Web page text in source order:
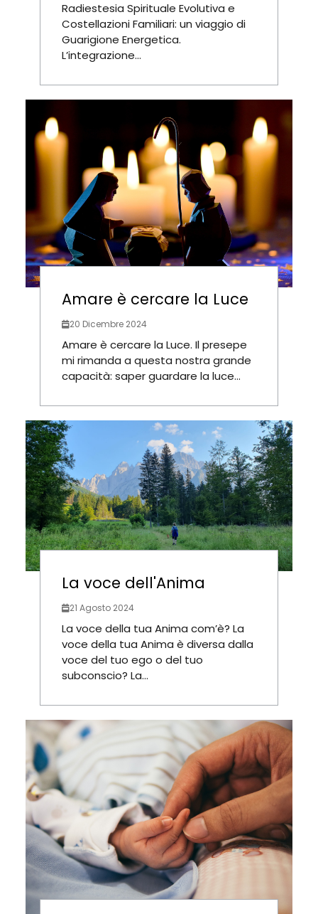
Radiestesia Spirituale Evolutiva e
Costellazioni Familiari: un viaggio di
Guarigione Energetica.
L’integrazione...
Amare è cercare la Luce
20 Dicembre 2024
Amare è cercare la Luce. Il presepe
mi rimanda a questa nostra grande
capacità: saper guardare la luce...
La voce dell'Anima
21 Agosto 2024
La voce della tua Anima com’è? La
voce della tua Anima è diversa dalla
voce del tuo ego o del tuo
subconscio? La...